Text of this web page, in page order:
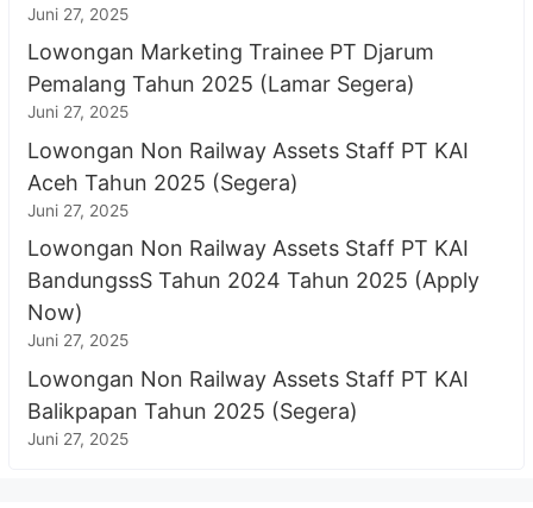
Juni 27, 2025
Lowongan Marketing Trainee PT Djarum
Pemalang Tahun 2025 (Lamar Segera)
Juni 27, 2025
Lowongan Non Railway Assets Staff PT KAI
Aceh Tahun 2025 (Segera)
Juni 27, 2025
Lowongan Non Railway Assets Staff PT KAI
BandungssS Tahun 2024 Tahun 2025 (Apply
Now)
Juni 27, 2025
Lowongan Non Railway Assets Staff PT KAI
Balikpapan Tahun 2025 (Segera)
Juni 27, 2025